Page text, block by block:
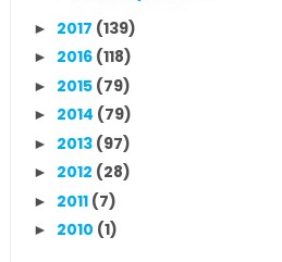
► 2017 (139)
► 2016 (118)
► 2015 (79)
► 2014 (79)
► 2013 (97)
► 2012 (28)
► 2011 (7)
► 2010 (1)